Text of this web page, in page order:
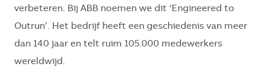
verbeteren. Bij ABB noemen we dit ‘Engineered to
Outrun’. Het bedrijf heeft een geschiedenis van meer
dan 140 jaar en telt ruim 105.000 medewerkers
wereldwijd.